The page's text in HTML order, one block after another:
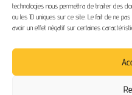
technologies nous permettra de traiter des
ou les ID uniques sur ce site. Le fait de ne
avoir un effet négatif sur certaines
1112 Bd Fernand
62110 Hénin-Beaumont
Téléphone: 03 21 67 24 31